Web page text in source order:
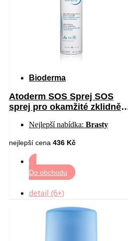
Bioderma
Atoderm SOS Sprej SOS
sprej pro okamžité
Nejlepší nabídka: Brasty
nejlepší cena 436 Kč
Do obchodu
detail (6+)